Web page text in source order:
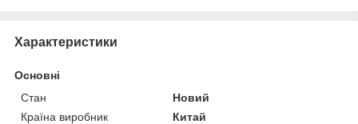
Характеристики
Основні
Стан
Новий
Країна виробник
Китай